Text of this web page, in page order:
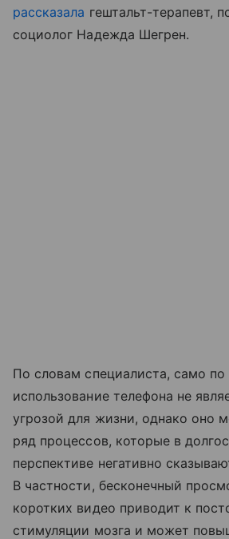
рассказала гештальт-терапевт,
социолог Надежда Шегрен.
По словам специалиста, само по
использование телефона не
угрозой для жизни, однако оно
ряд процессов, которые в
перспективе негативно
В частности, бесконечный
коротких видео приводит к
стимуляции мозга и может